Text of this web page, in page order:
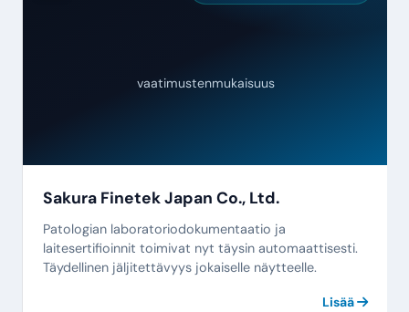
vaatimustenmukaisuus
Sakura Finetek Japan Co., Ltd.
Patologian laboratoriodokumentaatio ja
laitesertifioinnit toimivat nyt täysin automaattisesti.
Täydellinen jäljitettävyys jokaiselle näytteelle.
Lisää